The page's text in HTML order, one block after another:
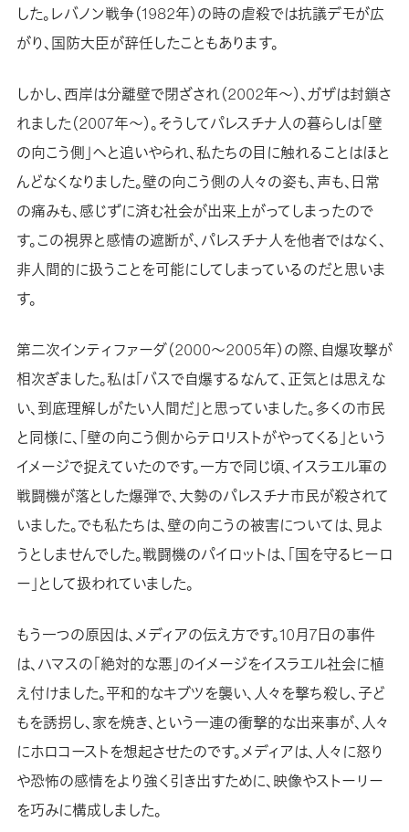
した。レバノン戦争（1982年）の時の虐殺では抗議デモが広
がり、国防大臣が辞任したこともあります。
しかし、西岸は分離壁で閉ざされ（2002年〜）、ガザは封鎖さ
れました（2007年〜）。そうしてパレスチナ人の暮らしは「壁
の向こう側」へと追いやられ、私たちの目に触れることはほと
んどなくなりました。壁の向こう側の人々の姿も、声も、日常
の痛みも、感じずに済む社会が出来上がってしまったので
す。この視界と感情の遮断が、パレスチナ人を他者ではなく、
非人間的に扱うことを可能にしてしまっているのだと思いま
す。
第二次インティファーダ（2000〜2005年）の際、自爆攻撃が
相次ぎました。私は「バスで自爆するなんて、正気とは思えな
い、到底理解しがたい人間だ」と思っていました。多くの市民
と同様に、「壁の向こう側からテロリストがやってくる」という
イメージで捉えていたのです。一方で同じ頃、イスラエル軍の
戦闘機が落とした爆弾で、大勢のパレスチナ市民が殺されて
いました。でも私たちは、壁の向こうの被害については、見よ
うとしませんでした。戦闘機のパイロットは、「国を守るヒーロ
ー」として扱われていました。
もう一つの原因は、メディアの伝え方です。10月7日の事件
は、ハマスの「絶対的な悪」のイメージをイスラエル社会に植
え付けました。平和的なキブツを襲い、人々を撃ち殺し、子ど
もを誘拐し、家を焼き、という一連の衝撃的な出来事が、人々
にホロコーストを想起させたのです。メディアは、人々に怒り
や恐怖の感情をより強く引き出すために、映像やストーリー
を巧みに構成しました。